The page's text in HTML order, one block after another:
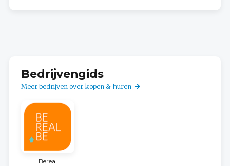
Bedrijvengids
Meer bedrijven over kopen & huren
Bereal